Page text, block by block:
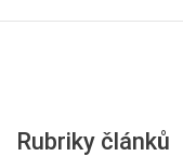
Rubriky článků